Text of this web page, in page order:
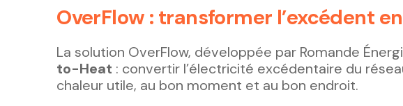
OverFlow : transformer l’excédent
La solution OverFlow, développée par Romande
to-Heat : convertir l’électricité excédentaire du
chaleur utile, au bon moment et au bon endroit.